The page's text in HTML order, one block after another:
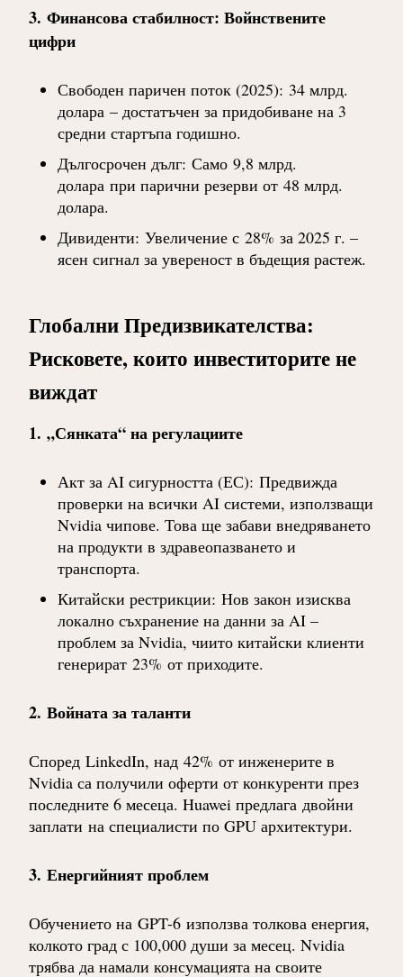
3. Финансова стабилност: Войнствените
цифри
Свободен паричен поток (2025): 34 млрд.
долара– достатъчен за придобиване на 3
средни стартъпа годишно.
Дългосрочен дълг: Само 9,8 млрд.
доларапри парични резерви от 48 млрд.
долара.
Дивиденти: Увеличение с 28% за 2025 г. –
ясен сигнал за увереност в бъдещия растеж.
Глобални Предизвикателства:
Рисковете, които инвеститорите не
виждат
1. „Сянката“ на регулациите
Акт за AI сигурността (ЕС): Предвижда
проверки на всички AI системи, използващи
Nvidia чипове. Това ще забави внедряването
на продукти в здравеопазването и
транспорта.
Китайски рестрикции: Нов закон изисква
локално съхранение на данни за AI –
проблем за Nvidia, чиито китайски клиенти
генерират 23% от приходите.
2. Войната за таланти
Според LinkedIn, над 42% от инженерите в
Nvidia са получили оферти от конкуренти през
последните 6 месеца. Huawei предлага двойни
заплати на специалисти по GPU архитектури.
3. Енергийният проблем
Обучението на GPT-6използва толкова енергия,
колкото град с 100,000 души за месец. Nvidia
трябва да намали консумацията на своите